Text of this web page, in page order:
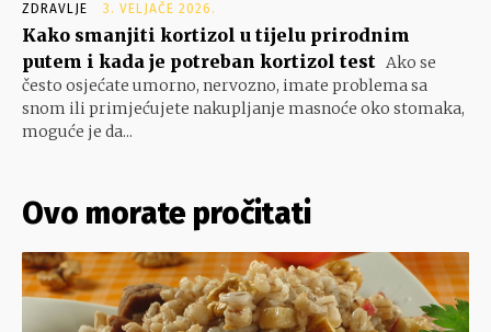
ZDRAVLJE 3. VELJAČE 2026.
Kako smanjiti kortizol u tijelu prirodnim
putem i kada je potreban kortizol test Ako se
često osjećate umorno, nervozno, imate problema sa
snom ili primjećujete nakupljanje masnoće oko stomaka,
moguće je da...
Ovo morate pročitati